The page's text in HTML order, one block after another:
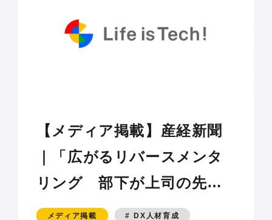
【メディア掲載】産経新聞
｜「広がるリバースメンタ
リング 部下が上司の先生
役に 企業や政党でも導入
メディア掲載 # DX人材育成